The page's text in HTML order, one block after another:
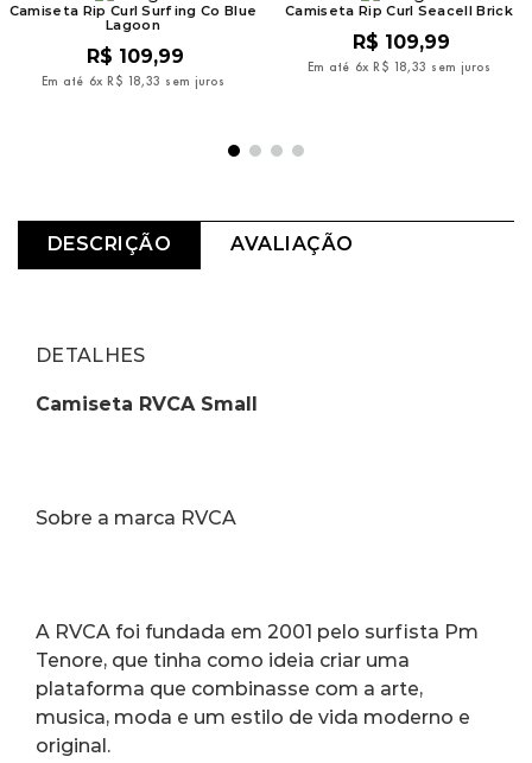
Camiseta Rip Curl Surfing Co Blue
Lagoon
R$ 109,99
Em até 6x R$ 18,33 sem juros
Camiseta Rip Curl Seacell Brick
R$ 109,99
Em até 6x R$ 18,33 sem juros
DESCRIÇÃO AVALIAÇÃO
DETALHES
Camiseta RVCA Small
Sobre a marca RVCA
A RVCA foi fundada em 2001 pelo surfista Pm
Tenore, que tinha como ideia criar uma
plataforma que combinasse com a arte,
musica, moda e um estilo de vida moderno e
original.